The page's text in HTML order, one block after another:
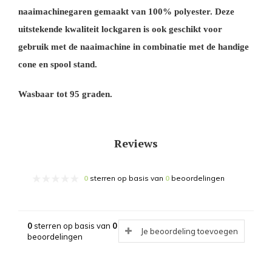
naaimachinegaren gemaakt van 100% polyester. Deze
uitstekende kwaliteit lockgaren is ook geschikt voor
gebruik met de naaimachine in combinatie met de handige
cone en spool stand.
Wasbaar tot 95 graden.
Reviews
0 sterren op basis van 0 beoordelingen
0sterren op basis van 0
beoordelingen
Je beoordeling toevoegen